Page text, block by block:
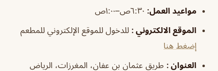
مواعيد العمل:
الموقع الالكتروني : للدخول للموقع الإلكتروني للمطعم
إضغط هنا
العنوان : طريق عثمان بن عفان، المغرزات، الرياض